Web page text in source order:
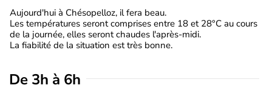
Aujourd'hui à Chésopelloz, il fera beau.
Les températures seront comprises entre 18 et 28°C au cours
de la journée, elles seront chaudes l'après-midi.
La fiabilité de la situation est très bonne.
De 3h à 6h